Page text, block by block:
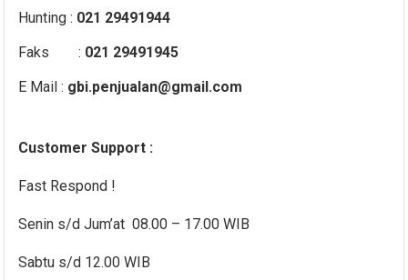
Hunting : 021 29491944
Faks : 021 29491945
E Mail : gbi.penjualan@gmail.com
Customer Support :
Fast Respond !
Senin s/d Jum’at 08.00 – 17.00 WIB
Sabtu s/d 12.00 WIB